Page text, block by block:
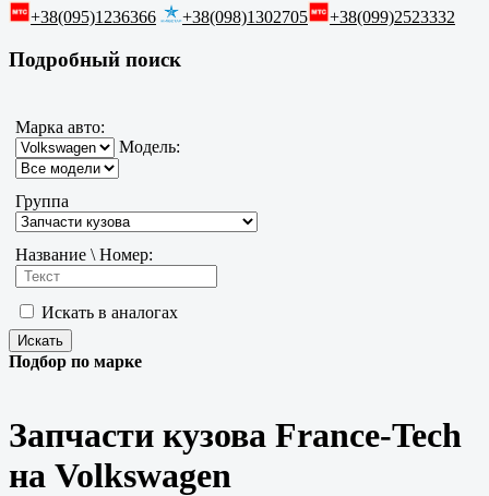
+38(095)1236366 +38(098)1302705 +38(099)2523332
Подробный поиск
Марка авто:
Модель:
Группа
Название \ Номер:
Искать в аналогах
Подбор по марке
Запчасти кузова France-Tech
на Volkswagen